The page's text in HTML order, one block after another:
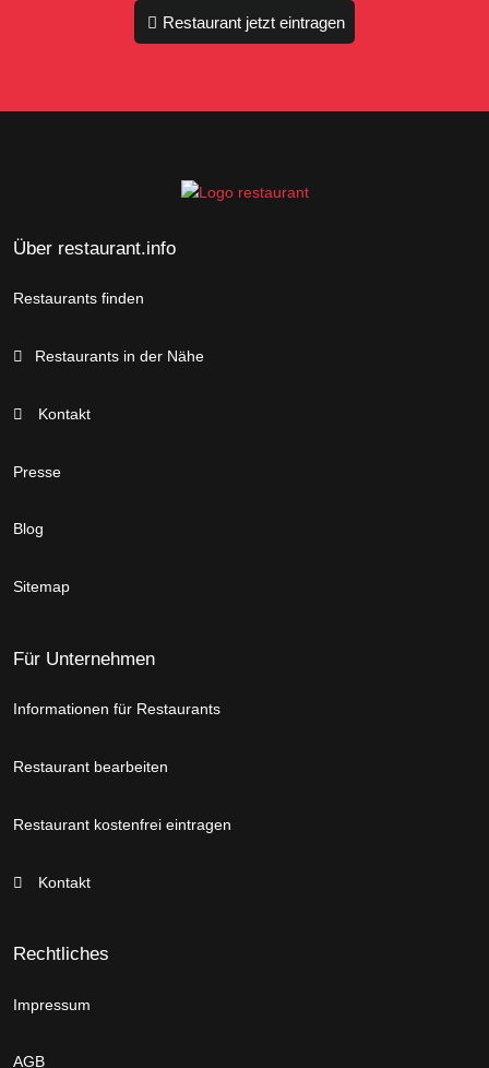
Restaurant jetzt eintragen
Über restaurant.info
Restaurants finden
Restaurants in der Nähe
Kontakt
Presse
Blog
Sitemap
Für Unternehmen
Informationen für Restaurants
Restaurant bearbeiten
Restaurant kostenfrei eintragen
Kontakt
Rechtliches
Impressum
AGB